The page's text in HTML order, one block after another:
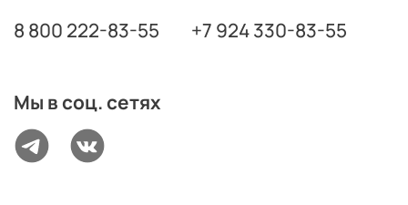
8 800 222-83-55 +7 924 330-83-55
Мы в соц. сетях